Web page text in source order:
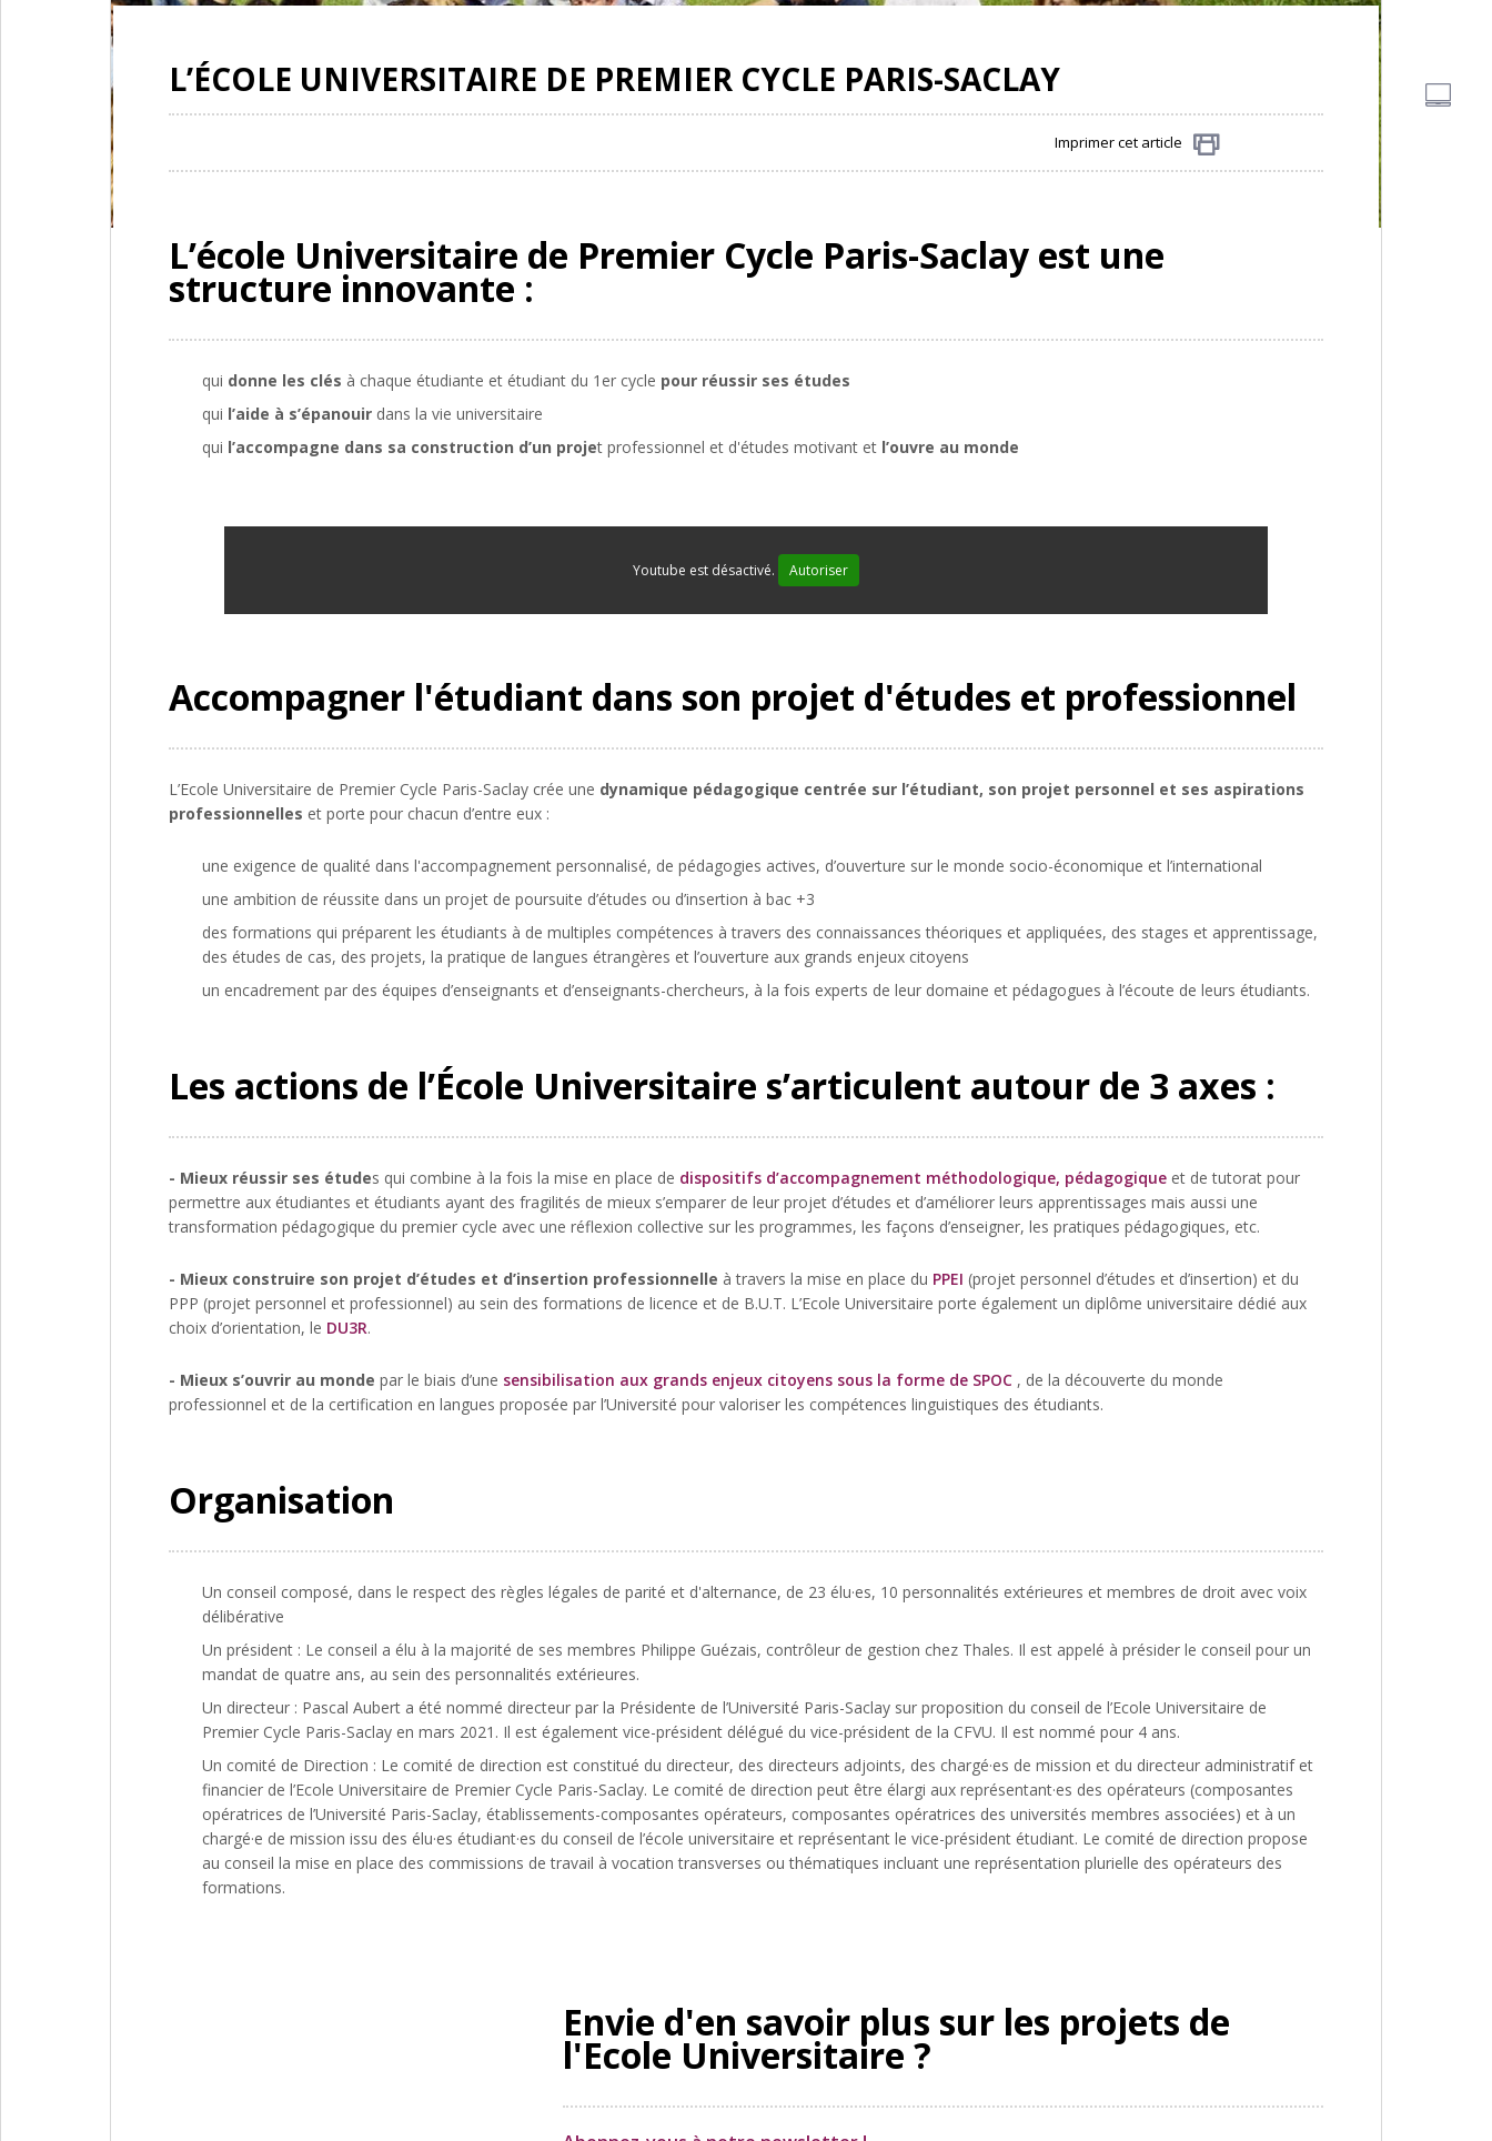
L’ÉCOLE UNIVERSITAIRE DE PREMIER CYCLE PARIS-SACLAY
Imprimer cet article
L’école Universitaire de Premier Cycle Paris-Saclay est une
structure innovante :
qui donne les clés à chaque étudiante et étudiant du 1er cycle pour réussir ses études
qui l’aide à s’épanouir dans la vie universitaire
qui l’accompagne dans sa construction d’un projet professionnel et d'études motivant et l’ouvre au monde
Youtube est désactivé. Autoriser
Accompagner l'étudiant dans son projet d'études et professionnel
L’Ecole Universitaire de Premier Cycle Paris-Saclay crée une dynamique pédagogique centrée sur l’étudiant, son projet personnel et ses aspirations
professionnelles et porte pour chacun d’entre eux :
une exigence de qualité dans l'accompagnement personnalisé, de pédagogies actives, d’ouverture sur le monde socio-économique et l’international
une ambition de réussite dans un projet de poursuite d’études ou d’insertion à bac +3
des formations qui préparent les étudiants à de multiples compétences à travers des connaissances théoriques et appliquées, des stages et apprentissage,
des études de cas, des projets, la pratique de langues étrangères et l’ouverture aux grands enjeux citoyens
un encadrement par des équipes d’enseignants et d’enseignants-chercheurs, à la fois experts de leur domaine et pédagogues à l’écoute de leurs étudiants.
Les actions de l’École Universitaire s’articulent autour de 3 axes :
- Mieux réussir ses études qui combine à la fois la mise en place de dispositifs d’accompagnement méthodologique, pédagogique et de tutorat pour
permettre aux étudiantes et étudiants ayant des fragilités de mieux s’emparer de leur projet d’études et d’améliorer leurs apprentissages mais aussi une
transformation pédagogique du premier cycle avec une réflexion collective sur les programmes, les façons d’enseigner, les pratiques pédagogiques, etc.
- Mieux construire son projet d’études et d’insertion professionnelle à travers la mise en place du PPEI (projet personnel d’études et d’insertion) et du
PPP (projet personnel et professionnel) au sein des formations de licence et de B.U.T. L’Ecole Universitaire porte également un diplôme universitaire dédié aux
choix d’orientation, le DU3R.
- Mieux s’ouvrir au monde par le biais d’une sensibilisation aux grands enjeux citoyens sous la forme de SPOC , de la découverte du monde
professionnel et de la certification en langues proposée par l’Université pour valoriser les compétences linguistiques des étudiants.
Organisation
Un conseil composé, dans le respect des règles légales de parité et d'alternance, de 23 élu·es, 10 personnalités extérieures et membres de droit avec voix
délibérative
Un président : Le conseil a élu à la majorité de ses membres Philippe Guézais, contrôleur de gestion chez Thales. Il est appelé à présider le conseil pour un
mandat de quatre ans, au sein des personnalités extérieures.
Un directeur : Pascal Aubert a été nommé directeur par la Présidente de l’Université Paris-Saclay sur proposition du conseil de l’Ecole Universitaire de
Premier Cycle Paris-Saclay en mars 2021. Il est également vice-président délégué du vice-président de la CFVU. Il est nommé pour 4 ans.
Un comité de Direction : Le comité de direction est constitué du directeur, des directeurs adjoints, des chargé·es de mission et du directeur administratif et
financier de l’Ecole Universitaire de Premier Cycle Paris-Saclay. Le comité de direction peut être élargi aux représentant·es des opérateurs (composantes
opératrices de l’Université Paris-Saclay, établissements-composantes opérateurs, composantes opératrices des universités membres associées) et à un
chargé·e de mission issu des élu·es étudiant·es du conseil de l’école universitaire et représentant le vice-président étudiant. Le comité de direction propose
au conseil la mise en place des commissions de travail à vocation transverses ou thématiques incluant une représentation plurielle des opérateurs des
formations.
Envie d'en savoir plus sur les projets de
l'Ecole Universitaire ?